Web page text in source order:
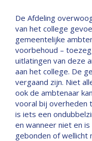
De Afdeling
van het college
gemeentelijke
voorbehoud –
uitlatingen van deze
aan het college. De
vergaand zijn. Niet
ook de ambtenaar
vooral bij overheden
is iets een
en wanneer niet en
gebonden of wellicht